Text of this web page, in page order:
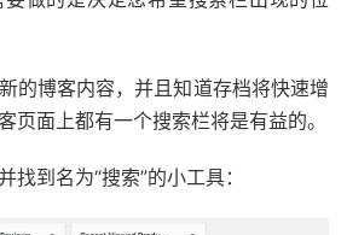
的博客内容，并且知道存档将快速增
页面上都有一个搜索栏将是有益的。
找到名为“搜索”的小工具：